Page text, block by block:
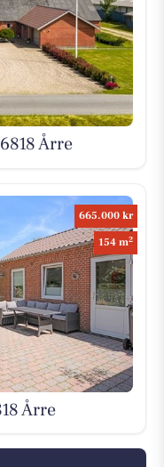
Årre
665.000 kr
154 m2
Årre